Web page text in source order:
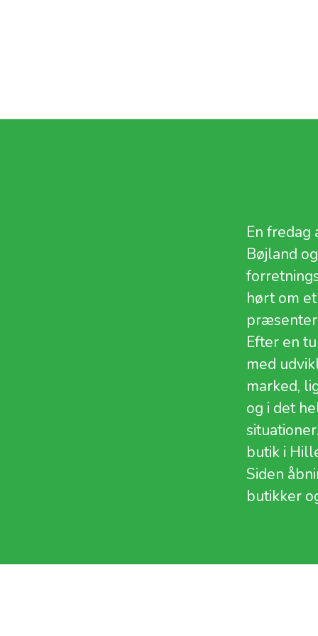
En
Bøjland
hørt om
Efter en
med
marked,
og i det
butik i
Siden
butikker